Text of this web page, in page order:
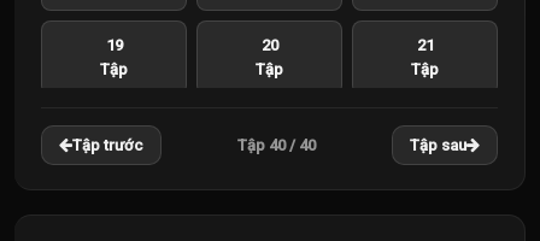
19
Tập
20
Tập
21
Tập
22
Tập
Tập
24
Tập
25
26
27
Tập trước Tập 40 / 40 Tập sau